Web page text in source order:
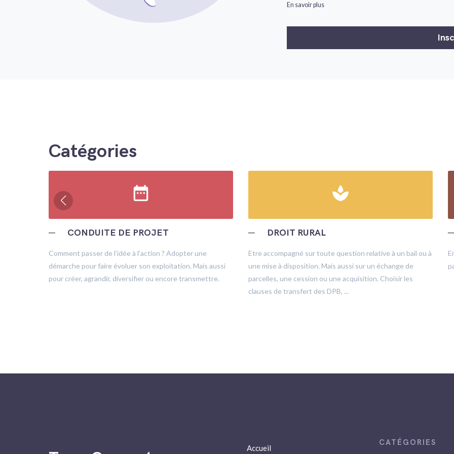
En savoir plus
Catégories
date_range
─ CONDUITE DE PROJET
Comment passer de l’idée à l’action ? Adopter une
démarche pour faire évoluer son exploitation. Mais aussi
pour créer, agrandir, diversifier ou encore transmettre.
spa
─ DROIT RURAL
Etre accompagné sur toute question relative à un bail ou à
une mise à disposition. Mais aussi sur un échange de
parcelles, une cession ou une acquisition. Choisir les
clauses de transfert des DPB, ...
─
Accueil